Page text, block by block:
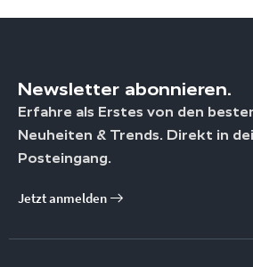
Newsletter abonnieren.
Erfahre als Erstes von den
Neuheiten & Trends. Direkt in
Posteingang.
Jetzt anmelden